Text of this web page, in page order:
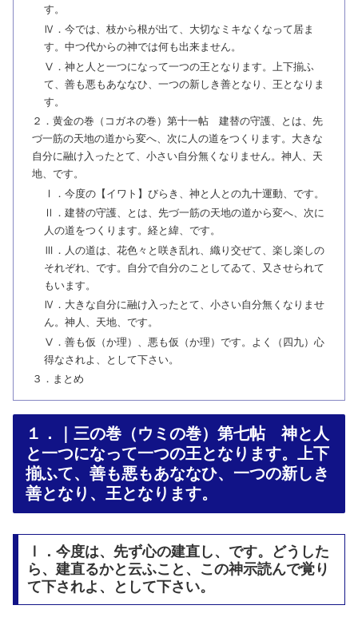
す。
Ⅳ．今では、枝から根が出て、大切なミキなくなって居ま
す。中つ代からの神では何も出来ません。
Ⅴ．神と人と一つになって一つの王となります。上下揃ふ
て、善も悪もあななひ、一つの新しき善となり、王となりま
す。
２．黄金の巻（コガネの巻）第十一帖 建替の守護、とは、先
づ一筋の天地の道から変へ、次に人の道をつくります。大きな
自分に融け入ったとて、小さい自分無くなりません。神人、天
地、です。
Ⅰ．今度の【イワト】びらき、神と人との九十運動、です。
Ⅱ．建替の守護、とは、先づ一筋の天地の道から変へ、次に
人の道をつくります。経と緯、です。
Ⅲ．人の道は、花色々と咲き乱れ、織り交ぜて、楽し楽しの
それぞれ、です。自分で自分のことしてゐて、又させられて
もいます。
Ⅳ．大きな自分に融け入ったとて、小さい自分無くなりませ
ん。神人、天地、です。
Ⅴ．善も仮（か理）、悪も仮（か理）です。よく（四九）心
得なされよ、として下さい。
３．まとめ
１．｜三の巻（ウミの巻）第七帖 神と人
と一つになって一つの王となります。上下
揃ふて、善も悪もあななひ、一つの新しき
善となり、王となります。
Ⅰ．今度は、先ず心の建直し、です。どうした
ら、建直るかと云ふこと、この神示読んで覚り
て下されよ、として下さい。